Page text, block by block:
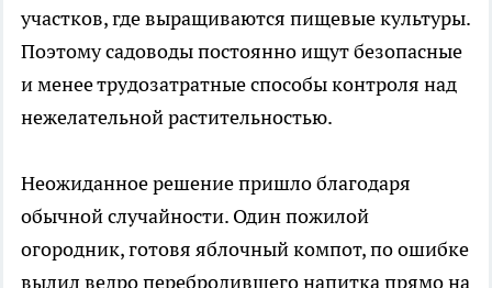
участков, где выращиваются пищевые культуры.
Поэтому садоводы постоянно ищут безопасные
и менее трудозатратные способы контроля над
нежелательной растительностью.
Неожиданное решение пришло благодаря
обычной случайности. Один пожилой
огородник, готовя яблочный компот, по ошибке
вылил ведро перебродившего напитка прямо на